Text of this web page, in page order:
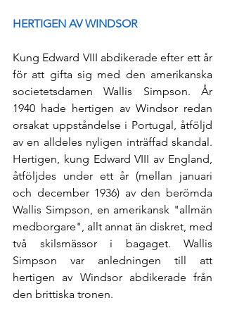
HERTIGEN AV WINDSOR
Kung Edward VIII abdikerade efter ett år
för att gifta sig med den amerikanska
societetsdamen Wallis Simpson. År
1940 hade hertigen av Windsor redan
orsakat uppståndelse i Portugal, åtföljd
av en alldeles nyligen inträffad skandal.
Hertigen, kung Edward VIII av England,
åtföljdes under ett år (mellan januari
och december 1936) av den berömda
Wallis Simpson, en amerikansk "allmän
medborgare", allt annat än diskret, med
två skilsmässor i bagaget. Wallis
Simpson var anledningen till att
hertigen av Windsor abdikerade från
den brittiska tronen.